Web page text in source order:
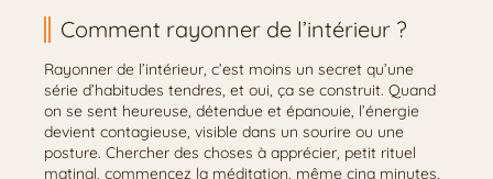
Comment rayonner de l’intérieur ?
Rayonner de l’intérieur, c’est moins un secret qu’une
série d’habitudes tendres, et oui, ça se construit. Quand
on se sent heureuse, détendue et épanouie, l’énergie
devient contagieuse, visible dans un sourire ou une
posture. Chercher des choses à apprécier, petit rituel
matinal, commencez la méditation, même cinq minutes,